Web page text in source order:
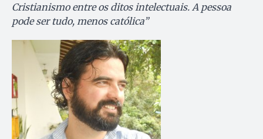
Cristianismo entre os ditos intelectuais. A pessoa
pode ser tudo, menos católica”